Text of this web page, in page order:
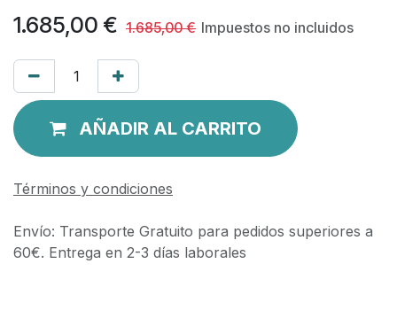
1.685,00 € 1.685,00€ Impuestos no incluidos
AÑADIR AL CARRITO
Términos y condiciones
Envío: Transporte Gratuito para pedidos superiores a
60€. Entrega en 2-3 días laborales